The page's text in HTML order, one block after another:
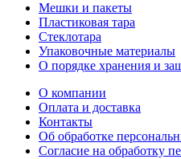
Мешки и пакеты
Пластиковая тара
Стеклотара
Упаковочные материалы
О порядке хранения и
О компании
Оплата и доставка
Контакты
Об обработке
Согласие на обработку